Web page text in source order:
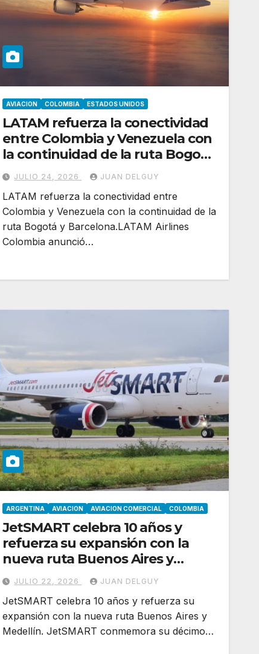
AVIACION COLOMBIA ESTADOS UNIDOS
LATAM refuerza la conectividad
entre Colombia y Venezuela con
la continuidad de la ruta Bogotá
y Barcelona
JULIO 24, 2026 JUAN DELGUY
LATAM refuerza la conectividad entre
Colombia y Venezuela con la continuidad de la
ruta Bogotá y Barcelona.LATAM Airlines
Colombia anunció…
ARGENTINA AVIACION AVIACION COMERCIAL COLOMBIA
JetSMART celebra 10 años y
refuerza su expansión con la
nueva ruta Buenos Aires y
Medellín
JULIO 22, 2026 JUAN DELGUY
JetSMART celebra 10 años y refuerza su
expansión con la nueva ruta Buenos Aires y
Medellín. JetSMART conmemora su décimo…